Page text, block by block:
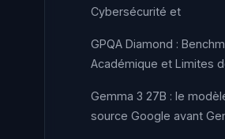
Cybersécurité et
GPQA Diamond :
Académique et Limites
Gemma 3 27B : le
source Google avant